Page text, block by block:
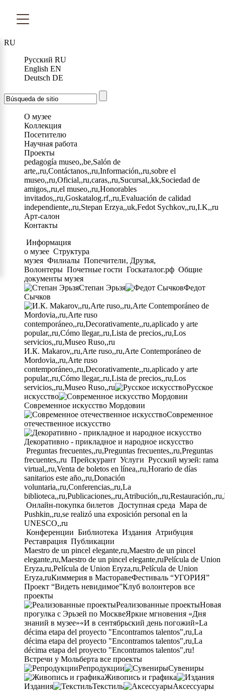
RU
Русский RU
English EN
Deutsch DE
О музее
Коллекция
Посетителю
Научная работа
Проекты
pedagogía museo,,be,Salón de
arte,,ru,Contáctanos,,ru,Información,,ru,sobre el
museo,,ru,Oficial,,ru,caras,,ru,Sucursal,,kk,Sociedad de
amigos,,ru,el museo,,ru,Honorables
invitados,,ru,Goskatalog.rf,,ru,Evaluación de calidad
independiente,,ru,Stepan Erzya,,uk,Fedot Sychkov,,ru,I.K,,ru
Арт-салон
Контакты
Информация
о музее Структура
музея Филиалы Попечители, Друзья,
Волонтеры Почетные гости Госкаталог.рф Общие
документы музея
Степан Эрьзя
Федот
Сычков
И.К. Makarov,,ru,Arte ruso,,ru,Arte Contemporáneo de
Mordovia,,ru,Arte ruso
contemporáneo,,ru,Decorativamente,,ru,aplicado y arte
popular,,ru,Cómo llegar,,ru,Lista de precios,,ru,Los
servicios,,ru,Museo Ruso,,ru
Русское
искусство
Современное искусство Мордовии
Современное
отечественное искусство
Декоративно - прикладное и народное искусство
Preguntas frecuentes,,ru,Preguntas frecuentes,,ru,Preguntas
frecuentes,,ru Прейскурант Услуги Русский музей: rama
virtual,,ru,Venta de boletos en línea,,ru,Horario de días
sanitarios este año,,ru,Donación
voluntaria,,ru,Conferencias,,ru,La
Онлайн-покупка билетов Доступная среда Mapa de
Pushkin,,ru,se realizó una exposición personal en la
UNESCO,,ru
Конференции Библиотека Издания Атрибуция
Реставрация Публикации
Maestro de un pincel elegante,ru,Maestro de un pincel
elegante,ru,Maestro de un pincel elegante,ruPelícula de Union
Eryza,ru,Película de Union Eryza,ru,Película de Union
Eryza,ruКиммерия в МасторавеФестиваль “УГОРИЯ”
Проект “Видеть невидимое”Клуб волонтеров все
проекты
Реализованные проектыНовая
прогулка с Эрьзей по МосквеЯркие мгновения «Дня
знаний в музее»«И в сентябрьский день погожий»La
décima etapa del proyecto "Encontramos talentos",ru,La
décima etapa del proyecto "Encontramos talentos",ru,La
décima etapa del proyecto "Encontramos talentos",ru!
Встречи у Мольберта все проекты
Репродукции
Сувениры
Живопись и графика
Издания
Текстиль Аксессуары